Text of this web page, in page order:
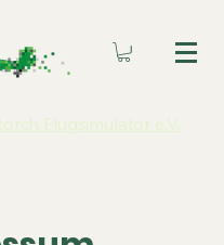
Flugsimulator e.V.